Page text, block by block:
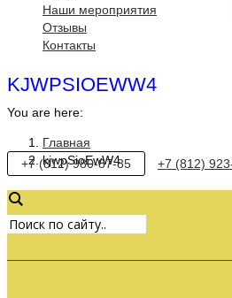
Наши мероприятия
Отзывы
Контакты
KJWPSIOEWW4
You are here:
Главная
kjwpSioEwW4
+7 (812) 980-87-85 +7 (812)